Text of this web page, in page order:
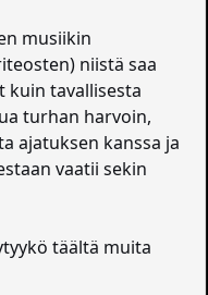
musiikin
niistä saa
kuin tavallisesta
turhan harvoin,
ajatuksen kanssa ja
vaatii sekin
täältä muita